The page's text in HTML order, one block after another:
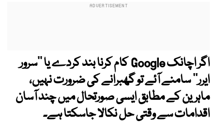
اگر اچانک Google کام کرنا بند کردے یا ’’سرور
ایرر‘‘ سامنے آئے تو گھبرانے کی ضرورت نہیں،
ماہرین کے مطابق ایسی صورتحال میں چند آسان
اقدامات سے وقتی حل نکالا جاسکتا ہے۔